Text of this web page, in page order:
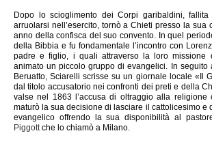
Dopo lo scioglimento dei Corpi garibaldini,
arruolarsi nell’esercito, tornò a Chieti presso la sua
anno della confisca del suo convento. In quel
della Bibbia e fu fondamentale l’incontro con
padre e figlio, i quali attraverso la loro missione
animato un piccolo gruppo di evangelici. In seguito
Beruatto, Sciarelli scrisse su un giornale locale «Il
dal titolo accusatorio nei confronti dei preti e della
valse nel 1863 l’accusa di oltraggio alla religione
maturò la sua decisione di lasciare il cattolicesimo e
evangelico offrendo la sua disponibilità al
Piggottche lo chiamò a Milano.